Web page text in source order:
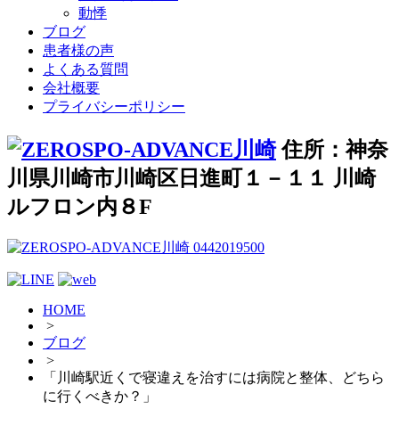
動悸
ブログ
患者様の声
よくある質問
会社概要
プライバシーポリシー
住所：神奈
川県川崎市川崎区日進町１－１１ 川崎
ルフロン内８F
HOME
>
ブログ
>
「川崎駅近くで寝違えを治すには病院と整体、どちら
に行くべきか？」